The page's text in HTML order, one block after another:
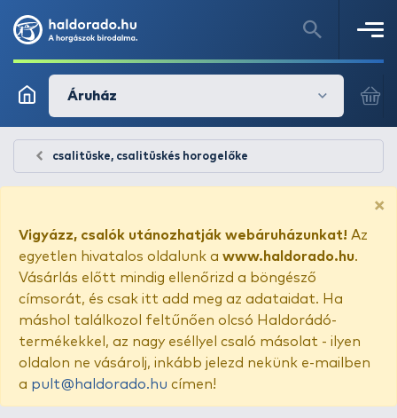
Áruház
csalitüske, csalitüskés horogelőke
×
Vigyázz, csalók utánozhatják webáruházunkat! Az
egyetlen hivatalos oldalunk a www.haldorado.hu.
Vásárlás előtt mindig ellenőrizd a böngésző
címsorát, és csak itt add meg az adataidat. Ha
máshol találkozol feltűnően olcsó Haldorádó-
termékekkel, az nagy eséllyel csaló másolat - ilyen
oldalon ne vásárolj, inkább jelezd nekünk e-mailben
a pult@haldorado.hu címen!